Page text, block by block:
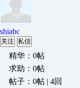
shiabc
关注 私信
精华：0帖
求助：0帖
帖子：0帖 | 4回